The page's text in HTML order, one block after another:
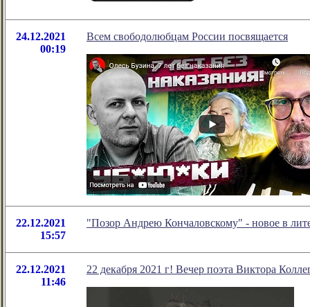
24.12.2021
00:19
Всем свободолюбцам России посвящается
22.12.2021
15:57
"Позор Андрею Кончаловскому" - новое в
22.12.2021
11:46
22 декабря 2021 г! Вечер поэта Виктора